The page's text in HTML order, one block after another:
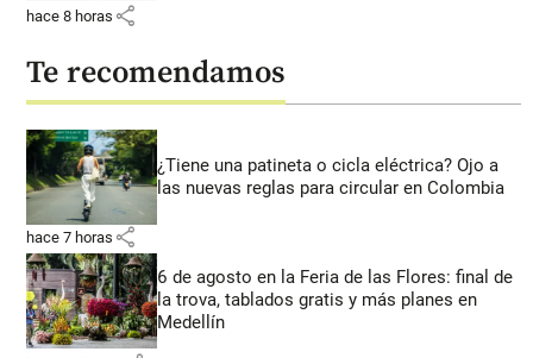
hace 8 horas share
Te recomendamos
¿Tiene una patineta o cicla eléctrica? Ojo a
las nuevas reglas para circular en Colombia
hace 7 horas share
6 de agosto en la Feria de las Flores: final de
la trova, tablados gratis y más planes en
Medellín